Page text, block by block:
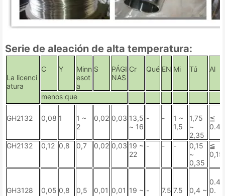
Serie de aleación de alta temperatura:
La licenci
atura
C Y
Minn
esot
a
S
PÁGI
NAS
Cr Qué EN Mi Tú Al
menos que
GH2132 0,08 1
1 ~
2
0,02 0,03 13,5
~ 16
- -
1 ~
1,5
1,75
~
2,35
≦
0.40
GH2132 0,12 0,8 0,7 0,02 0,03 19 ~
22
- - -
0,15
~
0,35
≦
0,15
GH3128 0,05 0,8 0,5 0,01 0,01 19 ~ -
7.5 7.5
0,4 ~
0.4
0.